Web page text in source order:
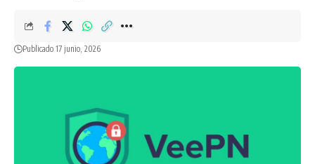
Publicado 17 junio, 2026